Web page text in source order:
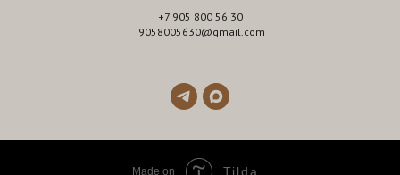
+7 905 800 56 30
i9058005630@gmail.com
Made on Tilda